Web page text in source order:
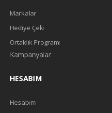
Markalar
Hediye Çeki
Ortaklık Programı
Kampanyalar
HESABIM
Hesabım